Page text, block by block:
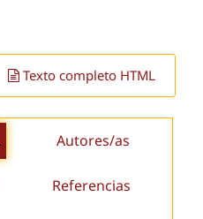
Texto completo HTML
Autores/as
Referencias